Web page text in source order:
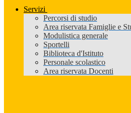
Servizi
Percorsi di studio
Area riservata Famiglie e
Modulistica generale
Sportelli
Biblioteca d'Istituto
Personale scolastico
Area riservata Docenti